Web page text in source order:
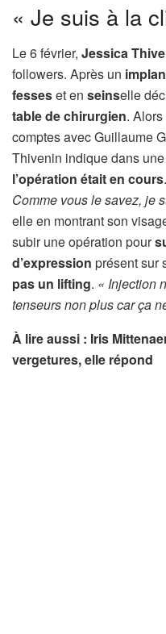
« Je suis à la
Le 6 février, Jessica
followers. Après un
fesseset en seinselle
table de chirurgien.
comptes avec Guillaume
Thivenin indique dans
l’opération était en cours.
Comme vous le savez, je
elle en montrant son
subir une opération pour
d’expression présent sur
pas un lifting. « Injection
tenseurs non plus car ça
À lire aussi : Iris
vergetures, elle répond